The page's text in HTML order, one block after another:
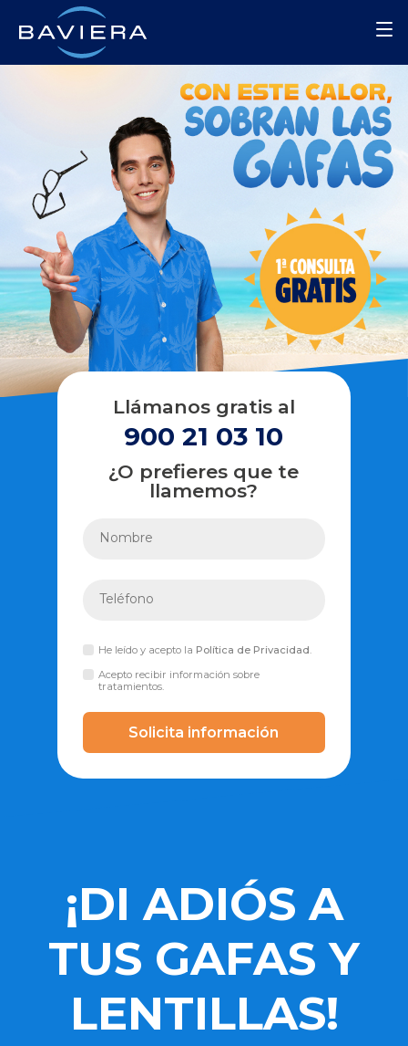
Llámanos gratis al
900 21 03 10
¿O prefieres que te
llamemos?
He leído y acepto la Política de Privacidad
Acepto recibir información sobre
tratamientos.
Solicita información
¡DI ADIÓS A
TUS GAFAS Y
LENTILLAS!